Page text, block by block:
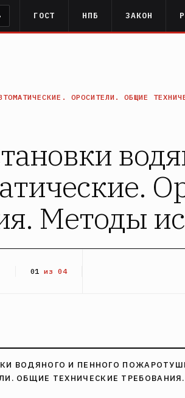
ГОСТ НПБ ЗАКОН
ОРОСИТЕЛИ. ОБЩИЕ
Методы
01 из 04
ВОДЯНОГО И ПЕННОГО
ОБЩИЕ ТЕХНИЧЕСКИЕ ТРЕБОВАНИЯ.